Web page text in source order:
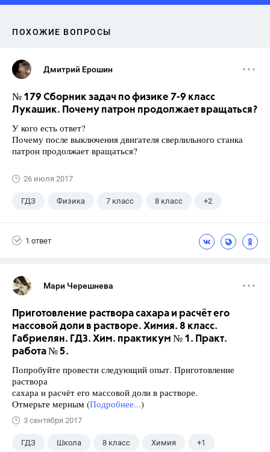
ПОХОЖИЕ ВОПРОСЫ
Дмитрий Ерошин
№ 179 Сборник задач по физике 7-9 класс
Лукашик. Почему патрон продолжает вращаться?
У кого есть ответ?
Почему после выключения двигателя сверлильного станка
патрон продолжает вращаться?
26 июля 2017
ГДЗ Физика 7 класс 8 класс +2
1 ответ
Мари Черешнева
Приготовление раствора сахара и расчёт его
массовой доли в растворе. Химия. 8 класс.
Габриелян. ГДЗ. Хим. практикум № 1. Практ.
работа № 5.
Попробуйте провести следующий опыт. Приготовление
раствора
сахара и расчёт его массовой доли в растворе.
Отмерьте мерным (Подробнее...)
3 сентября 2017
ГДЗ Школа 8 класс Химия +1